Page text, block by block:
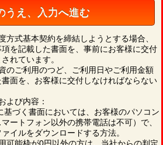
うえ、入力へ進む
方式基本契約を締結しようとする場合、
を記載した書面を、事前にお客様に交付
れています。
のご利用のつど、ご利用日やご利用金額
面を、お客様に交付しなければならない
よび内容：
づく書面においては、お客様のパソコン
ートフォン以外の携帯電話は不可）で、
イルをダウンロードする方法。